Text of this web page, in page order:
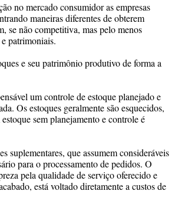
no mercado consumidor as empresas
maneiras diferentes de obterem
se não competitiva, mas pelo menos
patrimoniais.
e seu patrimônio produtivo de forma a
um controle de estoque planejado e
Os estoques geralmente são esquecidos,
sem planejamento e controle é
suplementares, que assumem consideráveis
para o processamento de pedidos. O
pela qualidade de serviço oferecido e
está voltado diretamente a custos de